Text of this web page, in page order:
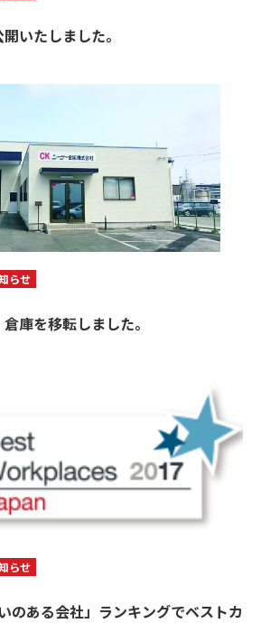
いたしました。
らせ
庫を移転しました。
らせ
のある会社」ランキングでベストカ